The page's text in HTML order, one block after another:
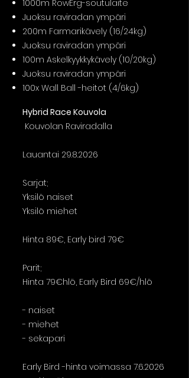
1000m RowErg-soutulaite
Juoksu raviradan ympäri
200m Farmarikävely (16/24kg)
Juoksu raviradan ympäri
100m Askelkyykkykävely (10/20kg)
Juoksu raviradan ympäri
100x Wall Ball -heitot (4/6kg)
Hybrid Race Kouvola
Kouvolan Raviradalla
Lauantai 29.8.2026
Sarjat;
Yksilö naiset
Yksilö miehet
Hinta 89€, Early bird 79€
Parit;
Hinta 79€hlö, Early Bird 69€/hlö
- naiset
- miehet
- sekapari
Early Bird -hinta voimassa 7.6.2026